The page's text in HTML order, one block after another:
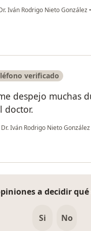
Iván Rodrigo Nieto González •
verificado
despejo muchas
doctor.
Iván Rodrigo Nieto González
a decidir
Si No